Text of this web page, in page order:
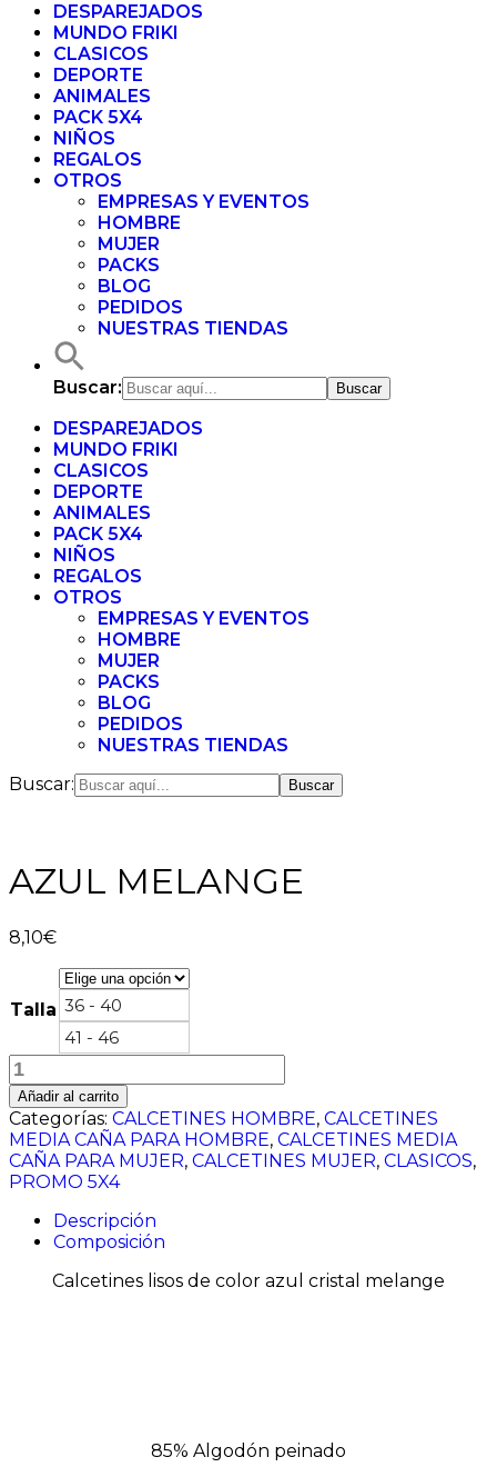
DESPAREJADOS
MUNDO FRIKI
CLASICOS
DEPORTE
ANIMALES
PACK 5X4
NIÑOS
REGALOS
OTROS
EMPRESAS Y EVENTOS
HOMBRE
MUJER
PACKS
BLOG
PEDIDOS
NUESTRAS TIENDAS
Buscar:
DESPAREJADOS
MUNDO FRIKI
CLASICOS
DEPORTE
ANIMALES
PACK 5X4
NIÑOS
REGALOS
OTROS
EMPRESAS Y EVENTOS
HOMBRE
MUJER
PACKS
BLOG
PEDIDOS
NUESTRAS TIENDAS
Buscar:
AZUL MELANGE
8,10€
Talla 36 - 40
41 - 46
AZUL
MELANGE
cantidad
Añadir al carrito
Categorías: CALCETINES HOMBRE, CALCETINES
MEDIA CAÑA PARA HOMBRE, CALCETINES MEDIA
CAÑA PARA MUJER, CALCETINES MUJER, CLASICOS,
PROMO 5X4
Descripción
Composición
Calcetines lisos de color azul cristal melange
85% Algodón peinado